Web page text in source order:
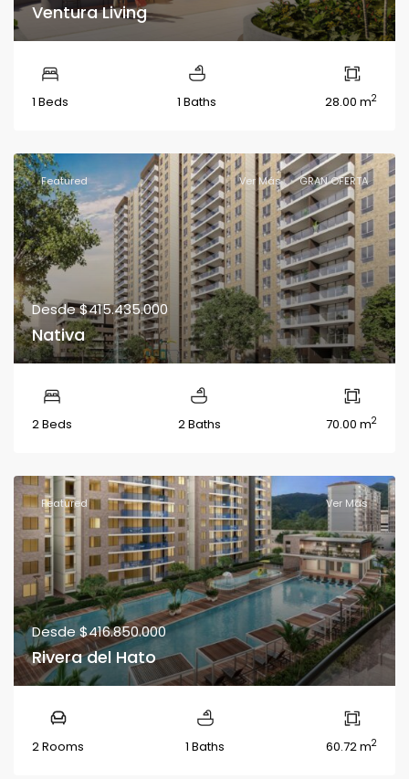
Ventura Living
1 Beds 1 Baths 28.00 m2
Featured Ver Más GRAN OFERTA
Desde$415.435.000
Nativa
2 Beds 2 Baths 70.00 m2
Featured Ver Más
Desde$416.850.000
Rivera del Hato
2 Rooms 1 Baths 60.72 m2